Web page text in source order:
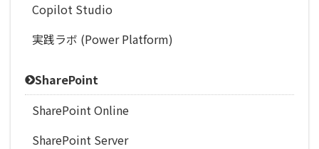
Copilot Studio
実践ラボ (Power Platform)
SharePoint
SharePoint Online
SharePoint Server